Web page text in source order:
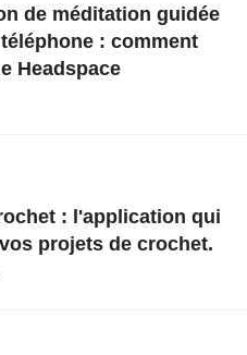
de méditation guidée
: comment
Headspace
: l'application qui
projets de crochet.